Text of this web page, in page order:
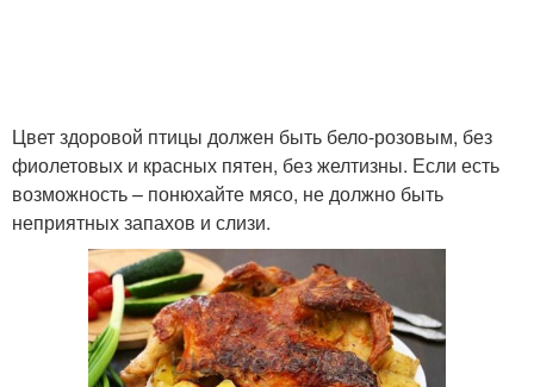
Вкусная курица Курица на противне
Жареная курица Курица с мандаринами
Цвет здоровой птицы должен быть бело-розовым, без
фиолетовых и красных пятен, без желтизны. Если есть
возможность – понюхайте мясо, не должно быть
неприятных запахов и слизи.